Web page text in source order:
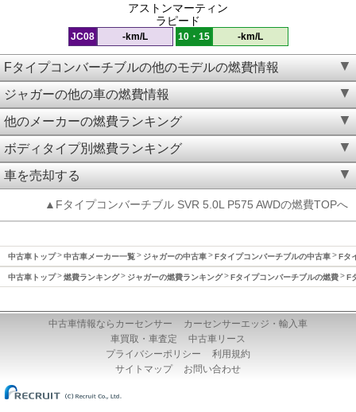
アストンマーティン
ラピード
JC08 -km/L 10・15 -km/L
Fタイプコンバーチブルの他のモデルの燃費情報
ジャガーの他の車の燃費情報
他のメーカーの燃費ランキング
ボディタイプ別燃費ランキング
車を売却する
▲Fタイプコンバーチブル SVR 5.0L P575 AWDの燃費TOPへ
中古車トップ 中古車メーカー一覧 ジャガーの中古車 Fタイプコンバーチブルの中古車 Fタ
中古車トップ 燃費ランキング ジャガーの燃費ランキング Fタイプコンバーチブルの燃費 F
中古車情報ならカーセンサー
カーセンサーエッジ・輸入車
車買取・車査定
中古車リース
プライバシーポリシー
利用規約
サイトマップ
お問い合わせ